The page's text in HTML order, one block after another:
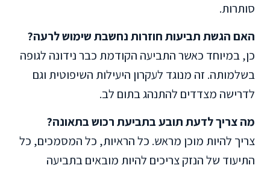
סותרות.
האם הגשת תביעות חוזרות נחשבת שימוש לרעה?
כן, במיוחד כאשר התביעה הקודמת כבר נידונה לגופה
בשלמותה. זה מנוגד לעקרון היעילות השיפוטית וגם
לדרישה מצדדים להתנהג בתום לב.
מה צריך לדעת תובע בתביעת רכוש בתאונה?
צריך להיות מוכן מראש. כל הראיות, כל המסמכים, כל
התיעוד של הנזק צריכים להיות מובאים בתביעה